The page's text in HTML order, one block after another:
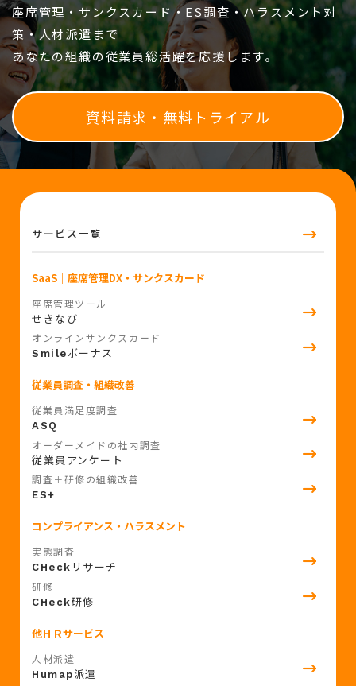
座席管理・サンクスカード・ES調査・ハラスメント対
策・人材派遣まで
あなたの組織の従業員総活躍を応援します。
資料請求・無料トライアル
サービス一覧
SaaS ｜座席管理DX・サンクスカード
座席管理ツール
せきなび
オンラインサンクスカード
Smile ボーナス
従業員調査・組織改善
従業員満足度調査
ASQ
オーダーメイドの社内調査
従業員アンケート
調査＋研修の組織改善
ES+
コンプライアンス・ハラスメント
実態調査
CHeck リサーチ
研修
CHeck研修
他ＨＲサービス
人材派遣
Humap 派遣